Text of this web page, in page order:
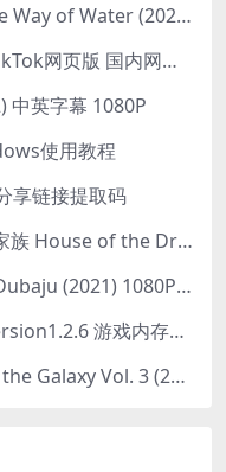
阿凡达：水之道 Avatar: The Way of Water (2022) 1080p 2k 4k 中文字幕
ProxiTok 开源国际版抖音TikTok网页版 国内网络直连
中英字幕 1080P
使用教程
享链接提取码
HBO 权力的游戏前传 龙之家族 House of the Dragon (2022) 中字 1080P 更新4集
迪拜的女孩 Dziewczyny z Dubaju (2021) 1080P 中字
IOS 越狱软件iMemScan version1.2.6 游戏内存修改器
银河护卫队3 Guardians of the Galaxy Vol. 3 (2023)4K高清资源1080p只分享精品